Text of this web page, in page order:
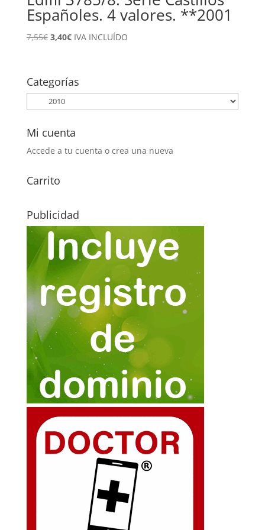
Españoles. 4 valores. **2001
7,55€ El
7,55€.
3,40€El
3,40€.
IVA INCLUÍDO
Categorías
Mi cuenta
Accede a tu cuenta o crea una nueva
Carrito
Publicidad